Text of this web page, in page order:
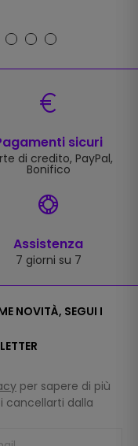
sicuri
di credito, PayPal,
Bonifico
Assistenza
7 giorni su 7
NOVITÀ, SEGUI I
per sapere di più
cancellarti dalla